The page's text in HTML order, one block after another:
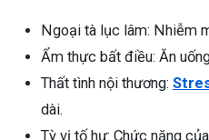
Ngoại tà lục lâm: Nhiễm
Ẩm thực bất điều: Ăn
Thất tình nội thương:
dài.
Tỳ vị tố hư: Chức năng